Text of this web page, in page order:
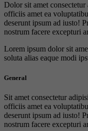
Dolor sit amet
officiis amet ea
deserunt ipsum ad iusto!
nostrum facere excepturi
Lorem ipsum dolor sit
soluta alias eaque modi
General
Sit amet consectetur
officiis amet ea
deserunt ipsum ad iusto!
nostrum facere excepturi